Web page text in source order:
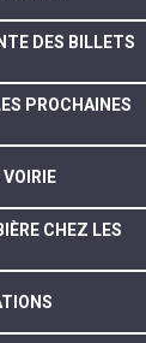
DES BILLETS
PROCHAINES
CHEZ LES